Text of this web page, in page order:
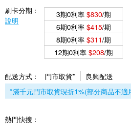
刷卡分期：
說明
3期0利率$830/期
6期0利率$415/期
8期0利率$311/期
12期0利率$208/期
配送方式： 門市取貨*
良興配送
*滿千元門市取貨現折1%(部分商品不適
熱門快搜：